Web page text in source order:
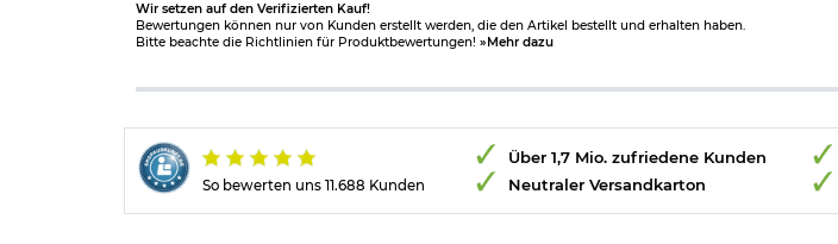
Wir setzen auf den Verifizierten Kauf!
Bewertungen können nur von Kunden erstellt werden, die den Artikel bestellt und erhalten haben.
Bitte beachte die Richtlinien für Produktbewertungen! »Mehr dazu
So bewerten uns 11.688 Kunden
Über 1,7 Mio. zufriedene Kunden
Neutraler Versandkarton